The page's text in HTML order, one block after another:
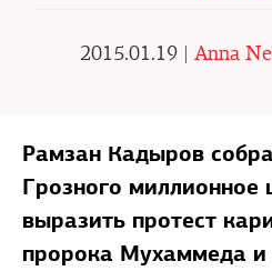
2015.01.19 | Anna
Рамзан Кадыров
Грозного миллионное
выразить протест
пророка Мухаммеда и